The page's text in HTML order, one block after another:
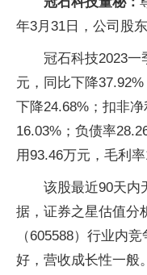
年3月31日，公司股
冠石科技2023
元，同比下降
下降24.68%；扣非
16.03%；负债率
用93.46万元，毛利率
该股最近90天内
据，证券之星估值分
（605588）行业内
好，营收成长性一般